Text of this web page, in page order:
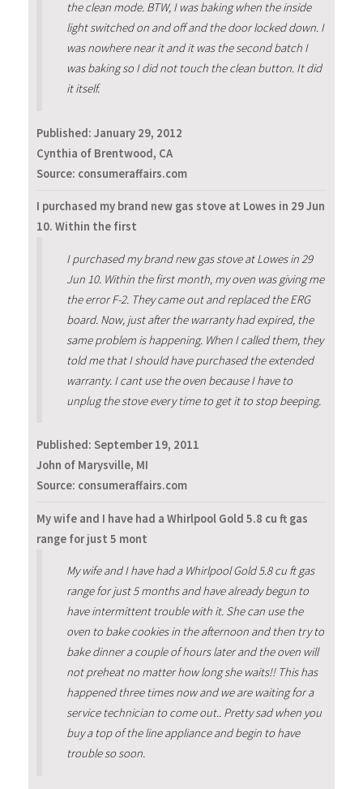
the clean mode. BTW, I was baking when the inside
light switched on and off and the door locked down. I
was nowhere near it and it was the second batch I
was baking so I did not touch the clean button. It did
it itself.
Published: January 29, 2012
Cynthia of Brentwood, CA
Source: consumeraffairs.com
I purchased my brand new gas stove at Lowes in 29 Jun
10. Within the first
I purchased my brand new gas stove at Lowes in 29
Jun 10. Within the first month, my oven was giving me
the error F-2. They came out and replaced the ERG
board. Now, just after the warranty had expired, the
same problem is happening. When I called them, they
told me that I should have purchased the extended
warranty. I cant use the oven because I have to
unplug the stove every time to get it to stop beeping.
Published: September 19, 2011
John of Marysville, MI
Source: consumeraffairs.com
My wife and I have had a Whirlpool Gold 5.8 cu ft gas
range for just 5 mont
My wife and I have had a Whirlpool Gold 5.8 cu ft gas
range for just 5 months and have already begun to
have intermittent trouble with it. She can use the
oven to bake cookies in the afternoon and then try to
bake dinner a couple of hours later and the oven will
not preheat no matter how long she waits!! This has
happened three times now and we are waiting for a
service technician to come out.. Pretty sad when you
buy a top of the line appliance and begin to have
trouble so soon.